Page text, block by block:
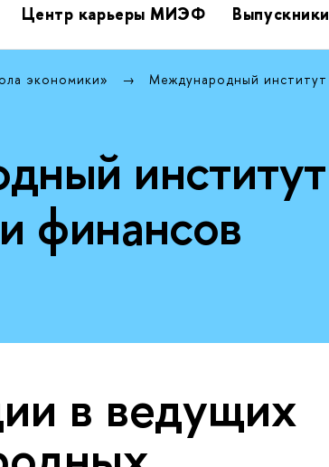
Центр карьеры МИЭФ Выпускники
экономики» Международный
институт
финансов
в ведущих